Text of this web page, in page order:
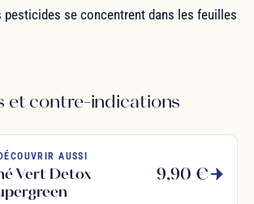
pesticides se concentrent dans les feuilles
et contre-indications
AUSSI
Vert Detox
9,90 €